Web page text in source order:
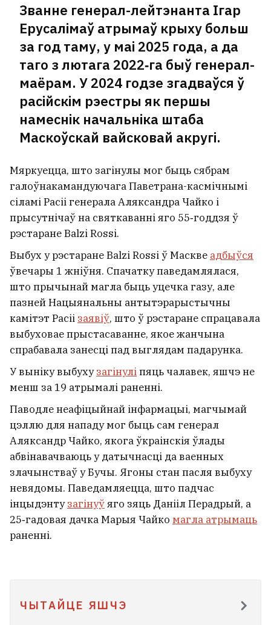
Званне генерал-лейтэнанта Ігар
Ерусалімаў атрымаў крыху больш
за год таму, у маі 2025 года, а да
таго з лютага 2022‑га быў генерал-
маёрам. У 2024 годзе згадваўся ў
расійскім рэестры як першы
намеснік начальніка штаба
Маскоўскай вайсковай акругі.
Мяркуецца, што загінулы мог быць сябрам
галоўнакамандуючага Паветрана-касмічнымі
сіламі Расіі генерала Аляксандра Чайко і
прысутнічаў на святкаванні яго 55‑годдзя ў
рэстаране Balzi Rossi.
Выбух у рэстаране Balzi Rossi ў Маскве адбыўся
ўвечары 1 жніўня. Спачатку паведамлялася,
што прычынай магла быць уцечка газу, але
пазней Нацыянальны антытэрарыстычны
камітэт Расіі заявіў, што ў рэстаране спрацавала
выбуховае прыстасаванне, якое жанчына
спрабавала занесці пад выглядам падарунка.
У выніку выбухузагінуліпяць чалавек, яшчэ не
менш за 19 атрымалі раненні.
Паводле неафіцыйнай інфармацыі, магчымай
цэллю для нападу мог быць сам генерал
Аляксандр Чайко, якога ўкраінскія ўлады
абвінавачваюць у датычнасці да ваенных
злачынстваў у Бучы. Ягоны стан пасля выбуху
невядомы. Паведамляецца, што падчас
інцыдэнтузагінуўяго зяць Данііл Перадрый, а
25‑гадовая дачка Марыя Чайко магла атрымаць
раненні.
ЧЫТАЙЦЕ ЯШЧЭ